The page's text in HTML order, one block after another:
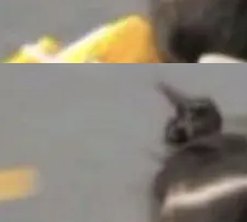
件 Edit boo
图像转换为
添加一个按
从数据
、跨平台五个
象深刻的一
前就发现了，
指出 SwiftU
据库工具，适
26.1.4
</span></li>
新增了始终
语音语言模
Speec